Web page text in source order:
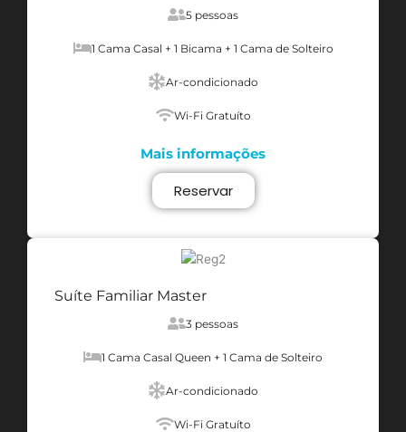
5 pessoas
1 Cama Casal + 1 Bicama + 1 Cama de Solteiro
Ar-condicionado
Wi-Fi Gratuíto
Mais informações
Reservar
Suíte Familiar Master
3 pessoas
1 Cama Casal Queen + 1 Cama de Solteiro
Ar-condicionado
Wi-Fi Gratuíto